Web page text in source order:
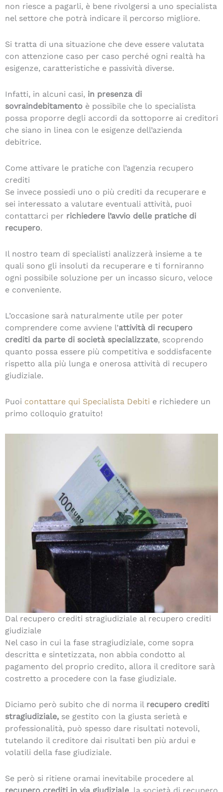
non riesce a pagarli, è bene rivolgersi a uno specialista
nel settore che potrà indicare il percorso migliore.
Si tratta di una situazione che deve essere valutata
con attenzione caso per caso perché ogni realtà ha
esigenze, caratteristiche e passività diverse.
Infatti, in alcuni casi, in presenza di
sovraindebitamento è possibile che lo specialista
possa proporre degli accordi da sottoporre ai creditori
che siano in linea con le esigenze dell’azienda
debitrice.
Come attivare le pratiche con l’agenzia recupero
crediti
Se invece possiedi uno o più crediti da recuperare e
sei interessato a valutare eventuali attività, puoi
contattarci per richiedere l’avvio delle pratiche di
recupero.
Il nostro team di specialisti analizzerà insieme a te
quali sono gli insoluti da recuperare e ti forniranno
ogni possibile soluzione per un incasso sicuro, veloce
e conveniente.
L’occasione sarà naturalmente utile per poter
comprendere come avviene l’attività di recupero
crediti da parte di società specializzate, scoprendo
quanto possa essere più competitiva e soddisfacente
rispetto alla più lunga e onerosa attività di recupero
giudiziale.
Puoi contattare qui Specialista Debiti e richiedere un
primo colloquio gratuito!
Dal recupero crediti stragiudiziale al recupero crediti
giudiziale
Nel caso in cui la fase stragiudiziale, come sopra
descritta e sintetizzata, non abbia condotto al
pagamento del proprio credito, allora il creditore sarà
costretto a procedere con la fase giudiziale.
Diciamo però subito che di norma il recupero crediti
stragiudiziale, se gestito con la giusta serietà e
professionalità, può spesso dare risultati notevoli,
tutelando il creditore dai risultati ben più ardui e
volatili della fase giudiziale.
Se però si ritiene oramai inevitabile procedere al